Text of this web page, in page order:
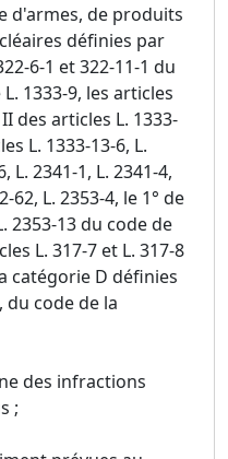
d'armes, de produits
définies par
6-1 et 322-11-1 du
1333-9, les articles
des articles L. 1333-
L. 1333-13-6, L.
L. 2341-1, L. 2341-4,
62, L. 2353-4, le 1° de
2353-13 du code de
L. 317-7 et L. 317-8
catégorie D définies
du code de la
des infractions
;